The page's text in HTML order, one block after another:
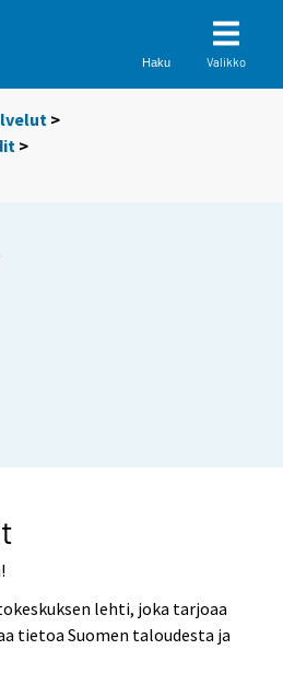
Haku Valikko
>
>
lehti, joka tarjoaa
tietoa Suomen taloudesta ja